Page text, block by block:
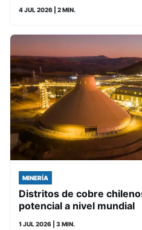
4 JUL 2026 | 2 MIN.
MINERÍA
Distritos de cobre
potencial a nivel mundial
1 JUL 2026 | 3 MIN.